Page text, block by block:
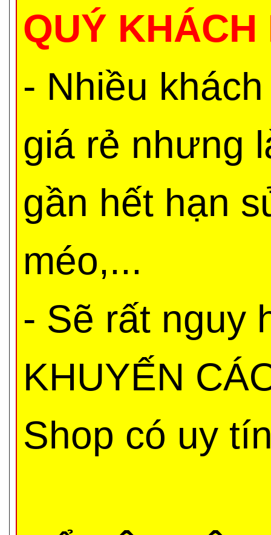
QUÝ
- Nhiều
giá rẻ nhưng
gần hết hạn
méo,...
- Sẽ rất nguy
KHUYẾN
Shop có uy